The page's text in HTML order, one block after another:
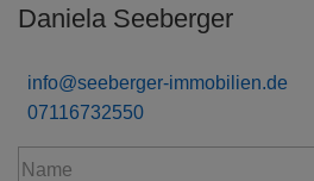
Daniela Seeberger
info@seeberger-immobilien.de
07116732550